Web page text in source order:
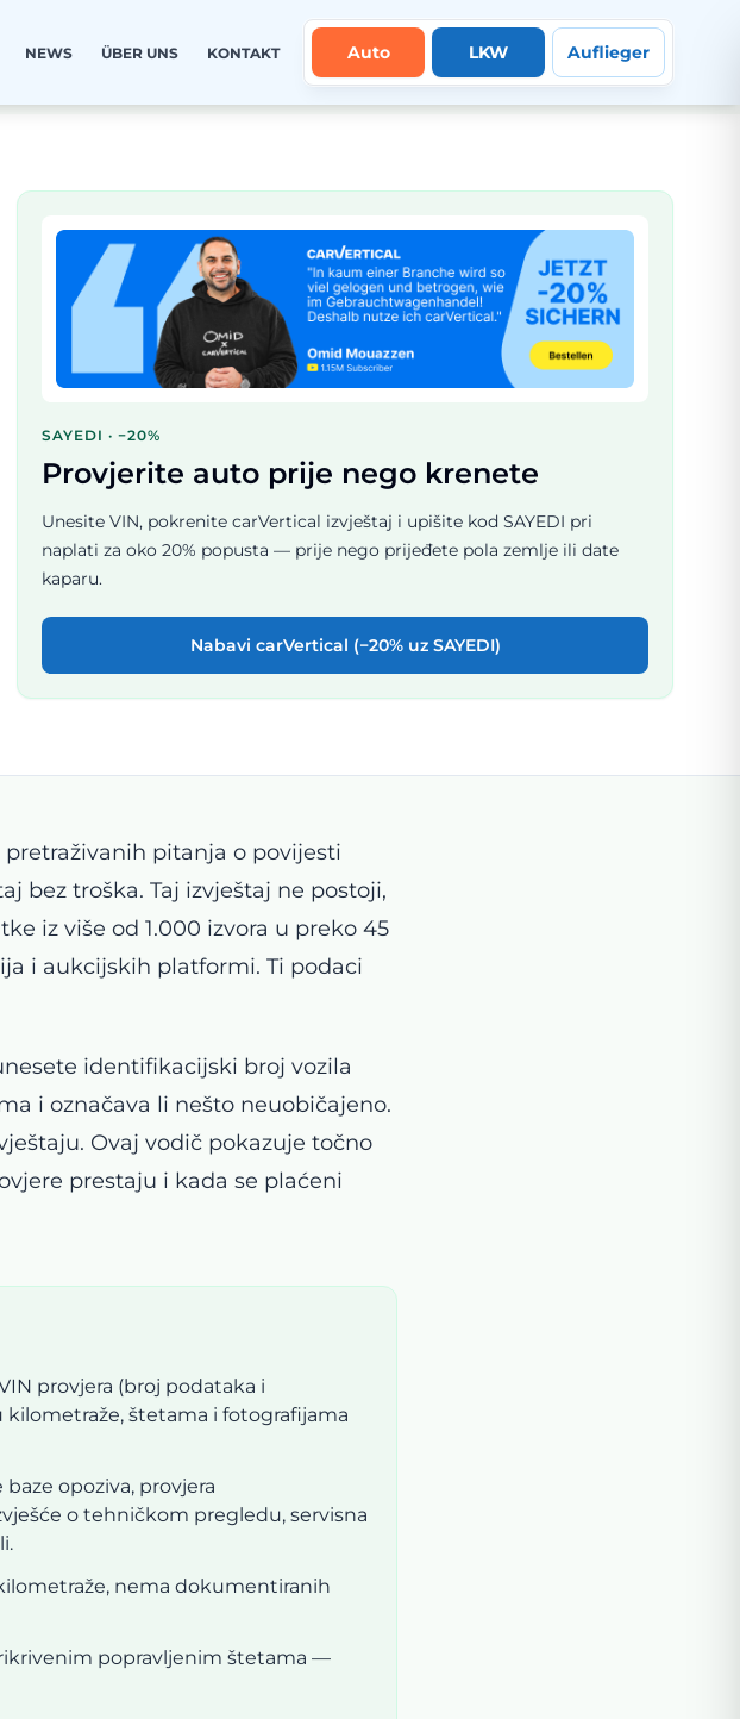
NEWS ÜBER UNS KONTAKT Auto LKW Auflieger
SAYEDI · −20%
Provjerite auto prije nego krenete
Unesite VIN, pokrenite carVertical izvještaj i upišite kod SAYEDI pri
naplati za oko 20% popusta — prije nego prijeđete pola zemlje ili date
kaparu.
Nabavi carVertical (−20% uz SAYEDI)
pretraživanih pitanja o povijesti
bez troška. Taj izvještaj ne postoji,
iz više od 1.000 izvora u preko 45
i aukcijskih platformi. Ti podaci
identifikacijski broj vozila
i označava li nešto neuobičajeno.
Ovaj vodič pokazuje točno
prestaju i kada se plaćeni
provjera (broj podataka i
štetama i fotografijama
opoziva, provjera
o tehničkom pregledu, servisna
nema dokumentiranih
popravljenim štetama —